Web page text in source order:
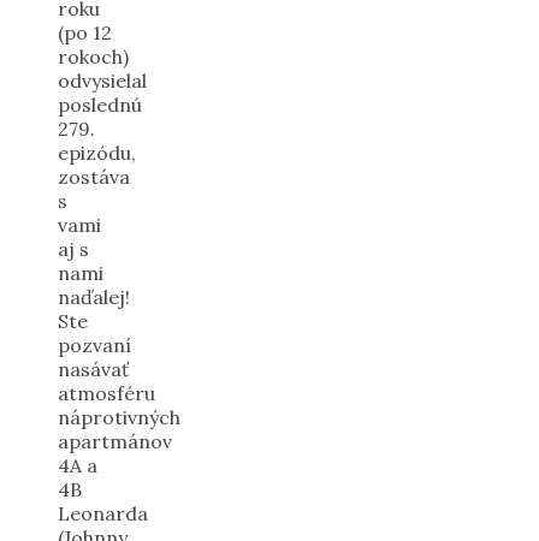
roku
(po 12
rokoch)
odvysielal
poslednú
279.
epizódu,
zostáva
s
vami
aj s
nami
naďalej!
Ste
pozvaní
nasávať
atmosféru
náprotivných
apartmánov
4A a
4B
Leonarda